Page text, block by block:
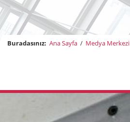
Buradasınız: Ana Sayfa / Medya Merkezi